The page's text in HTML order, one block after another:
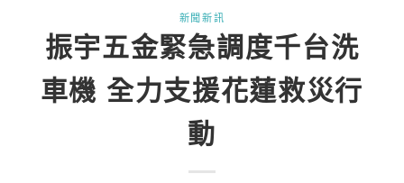
新聞新訊
振宇五金緊急調度千台洗
車機 全力支援花蓮救災行
動